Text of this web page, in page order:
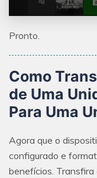
Pronto.
Como
de Uma
Para Uma
Agora que o
configurado e
benefícios.